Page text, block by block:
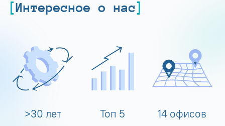
Интересное о нас
>30 лет Топ 5 14 офисов